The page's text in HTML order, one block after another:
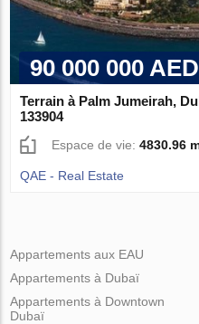
90 000 000 AED
Terrain à Palm Jumeirah,
133904
Espace de vie:4830.96
QAE - Real Estate
Appartements aux EAU
Appartements à Dubaï
Appartements à Downtown
Dubaï